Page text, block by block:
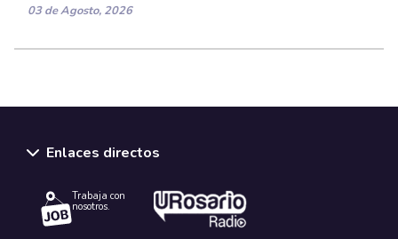
03 de Agosto, 2026
Enlaces directos
Trabaja con
nosotros.